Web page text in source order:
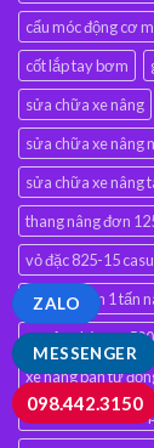
cẩu móc động cơ
cốt lắp tay bơm
sửa chữa xe nâng
sửa chữa xe nâng
sửa chữa xe nâng
thang nâng đơn
vỏ đặc 825-15
xe nâng bàn 1 tấn
xe nâng bàn
xe nâng bán tự
xe nâng di chuyển
MESSENGER
ZALO
098.442.3150